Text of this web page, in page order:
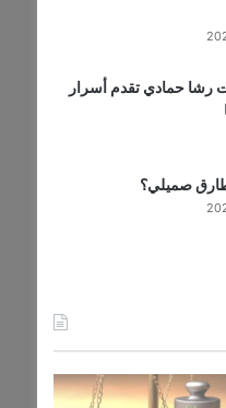
رشا حمادي تقدم أسرار
صميلي؟